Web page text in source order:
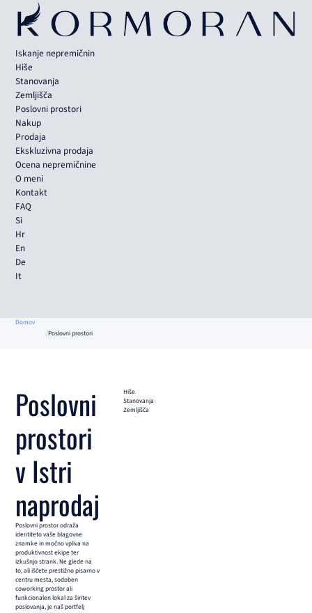
Iskanje nepremičnin
Hiše
Stanovanja
Zemljišča
Poslovni prostori
Nakup
Prodaja
Ekskluzivna prodaja
Ocena nepremičnine
O meni
Kontakt
FAQ
Si
Hr
En
De
It
Domov
Poslovni prostori
Poslovni
prostori
v Istri
naprodaj
Poslovni prostor odraža
identiteto vaše blagovne
znamke in močno vpliva na
produktivnost ekipe ter
izkušnjo strank. Ne glede na
to, ali iščete prestižno pisarno v
centru mesta, sodoben
coworking prostor ali
funkcionalen lokal za širitev
poslovanja, je naš portfelj
Hiše
Stanovanja
Zemljišča